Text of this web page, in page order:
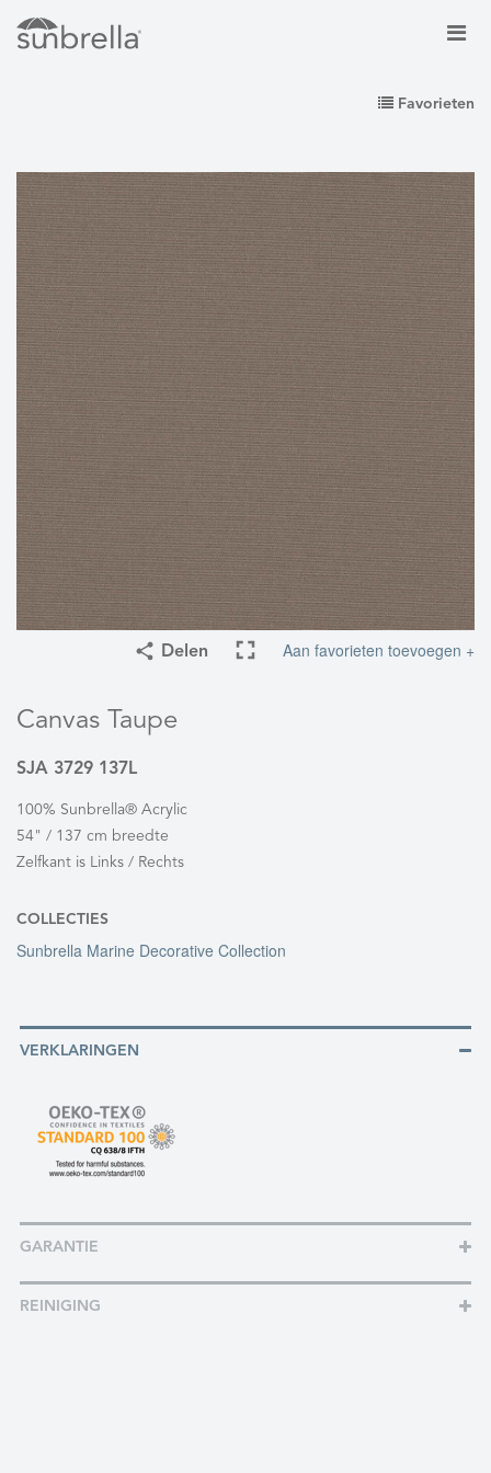
Favorieten
Delen Aan favorieten toevoegen +
Canvas Taupe
SJA 3729 137L
100% Sunbrella® Acrylic
54" / 137 cm breedte
Zelfkant is Links / Rechts
COLLECTIES
Sunbrella Marine Decorative Collection
VERKLARINGEN
GARANTIE
REINIGING